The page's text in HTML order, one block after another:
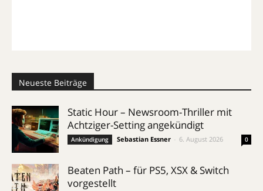
Neueste Beiträge
Static Hour – Newsroom-Thriller mit
Achtziger-Setting angekündigt
Ankündigung Sebastian Essner 6. August 2026 0
Beaten Path – für PS5, XSX & Switch
vorgestellt